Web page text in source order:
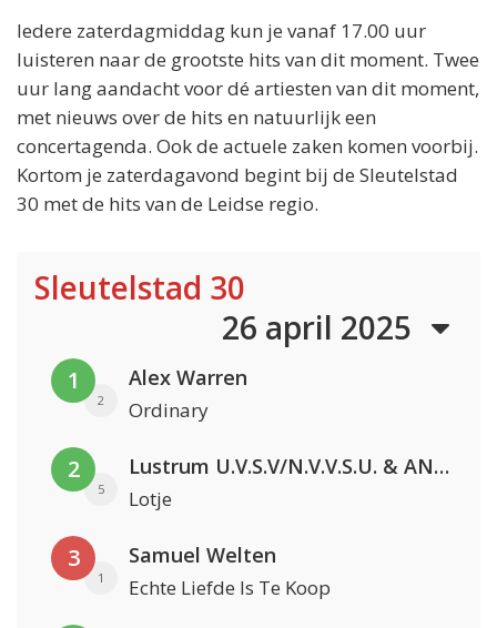
Iedere zaterdagmiddag kun je vanaf 17.00 uur
luisteren naar de grootste hits van dit moment. Twee
uur lang aandacht voor dé artiesten van dit moment,
met nieuws over de hits en natuurlijk een
concertagenda. Ook de actuele zaken komen voorbij.
Kortom je zaterdagavond begint bij de Sleutelstad
30 met de hits van de Leidse regio.
Sleutelstad 30
26 april 2025
1
2
Alex Warren
Ordinary
2
5
Lustrum U.V.S.V/N.V.V.S.U. & ANNO ONS & Jopke van Dobbenburgh & Roeland Beelen
Lotje
3
1
Samuel Welten
Echte Liefde Is Te Koop